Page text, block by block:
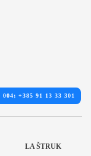
004; +385 91 13 33 301
LA ŠTRUK